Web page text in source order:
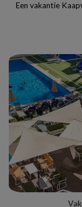
Een vakantie